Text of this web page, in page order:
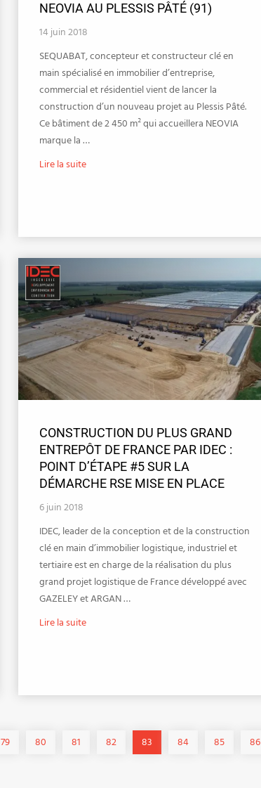
NEOVIA AU PLESSIS PÂTÉ (91)
14 juin 2018
SEQUABAT, concepteur et constructeur clé en
main spécialisé en immobilier d’entreprise,
commercial et résidentiel vient de lancer la
construction d’un nouveau projet au Plessis Pâté.
Ce bâtiment de 2 450 m² qui accueillera NEOVIA
marque la …
Lire la suite
CONSTRUCTION DU PLUS GRAND
ENTREPÔT DE FRANCE PAR IDEC :
POINT D’ÉTAPE #5 SUR LA
DÉMARCHE RSE MISE EN PLACE
6 juin 2018
IDEC, leader de la conception et de la construction
clé en main d’immobilier logistique, industriel et
tertiaire est en charge de la réalisation du plus
grand projet logistique de France développé avec
GAZELEY et ARGAN …
Lire la suite
79 80 81 82 83 84 85 86